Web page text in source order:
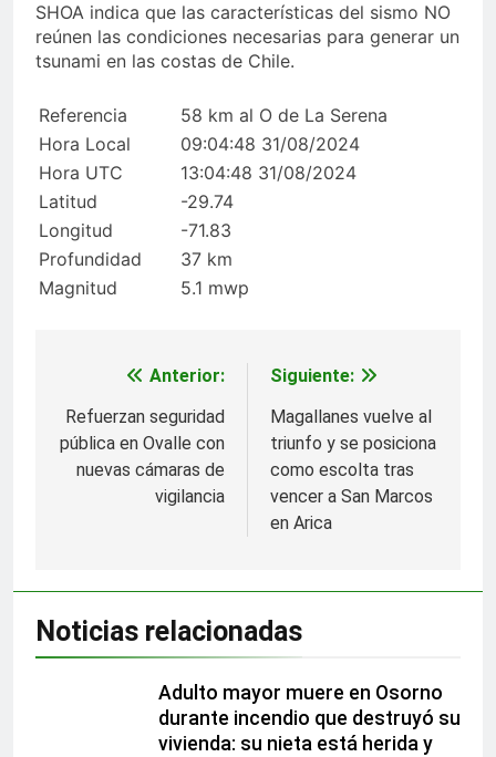
SHOA indica que las características del sismo NO
reúnen las condiciones necesarias para generar un
tsunami en las costas de Chile.
Referencia
58 km al O de La Serena
Hora Local
09:04:48 31/08/2024
Hora UTC
13:04:48 31/08/2024
Latitud
-29.74
Longitud
-71.83
Profundidad
37 km
Magnitud
5.1 mwp
Navegación
de
entradas
Anterior:
Refuerzan seguridad
pública en Ovalle con
nuevas cámaras de
vigilancia
Siguiente:
Magallanes vuelve al
triunfo y se posiciona
como escolta tras
vencer a San Marcos
en Arica
Noticias relacionadas
Adulto mayor muere en Osorno
durante incendio que destruyó su
vivienda: su nieta está herida y